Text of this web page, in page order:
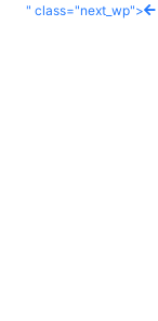
" class="next_wp">